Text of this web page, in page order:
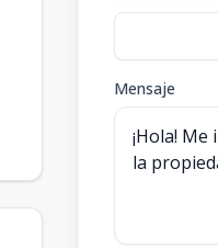
Mensaje